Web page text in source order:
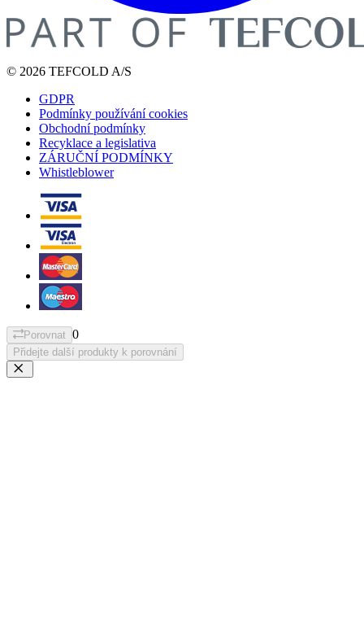
© 2026 TEFCOLD A/S
GDPR
Podmínky používání cookies
Obchodní podmínky
Recyklace a legislativa
ZÁRUČNÍ PODMÍNKY
Whistleblower
Porovnat 0
Přidejte další produkty k porovnání